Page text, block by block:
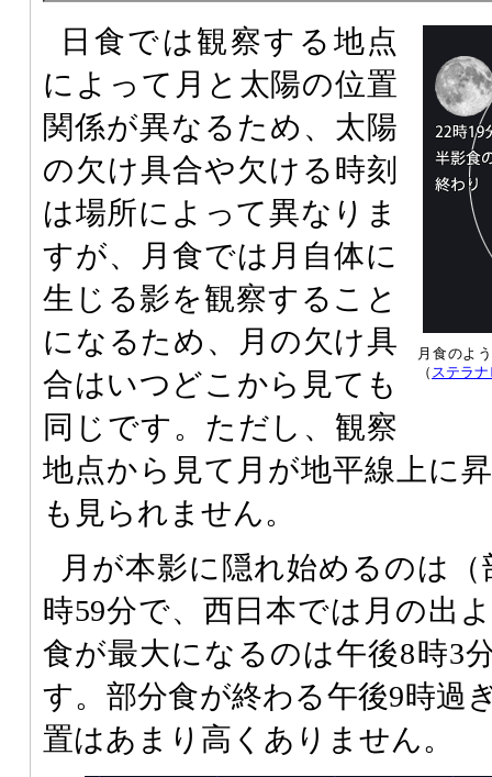
月食のよ
（ ステラ
日食では観察する地点
によって月と太陽の位置
関係が異なるため、太陽
の欠け具合や欠ける時刻
は場所によって異なりま
すが、月食では月自体に
生じる影を観察すること
になるため、月の欠け具
合はいつどこから見ても
同じです。ただし、観察
地点から見て月が地平線上に
も見られません。
月が本影に隠れ始めるのは
時59分で、西日本では月の出
食が最大になるのは午後8時3
す。部分食が終わる午後9時過
置はあまり高くありません。